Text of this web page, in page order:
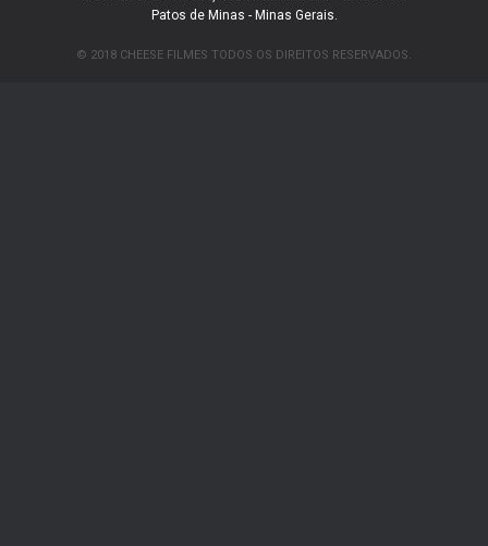
Patos de Minas - Minas Gerais.
© 2018 CHEESE FILMES TODOS OS DIREITOS RESERVADOS.